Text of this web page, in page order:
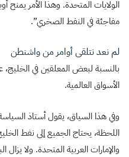
الولايات المتحدة. وهذا الأمر يمنح
مفاجئة في النفط الصخري”.
لم نعد نتلقى أوامر من واشنطن
بالنسبة لبعض المعلقين في الخليج،
الأسواق العالمية.
وفي هذا السياق، يقول أستاذ
اللحظة، يحتاج الجميع إلى نفط
والإمارات العربية المتحدة. ولا